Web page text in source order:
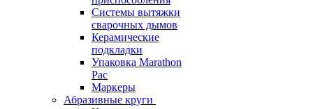
Системы вытяжки
сварочных дымов
Керамические
подкладки
Упаковка Marathon
Pac
Маркеры
Абразивные круги